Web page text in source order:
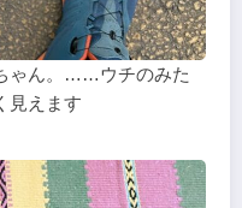
ゃん。……ウチのみた
見えます